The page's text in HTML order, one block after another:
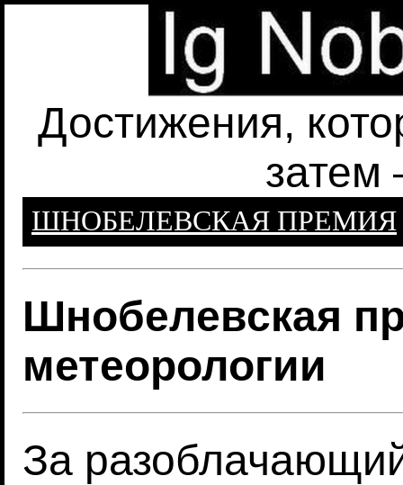
Достижения,
затем
ШНОБЕЛЕВСКАЯ ПРЕМИЯ
Шнобелевская
метеорологии
За